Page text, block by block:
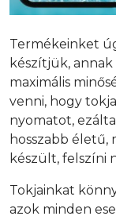
Termékeinket
készítjük,
maximális
venni, hogy
nyomatot,
hosszabb életű,
készült, felszíni
Tokjainkat
azok minden